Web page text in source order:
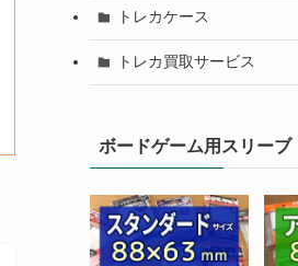
トレカケース
トレカ買取サービス
ボードゲーム用スリーブ